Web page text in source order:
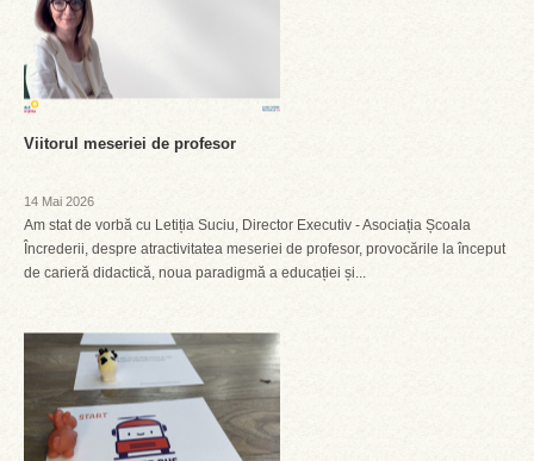
Viitorul meseriei de profesor
14 Mai 2026
Am stat de vorbă cu Letiția Suciu, Director Executiv - Asociația Școala
Încrederii, despre atractivitatea meseriei de profesor, provocările la început
de carieră didactică, noua paradigmă a educației și...